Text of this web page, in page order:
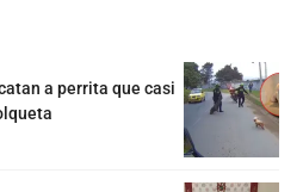
a perrita que casi